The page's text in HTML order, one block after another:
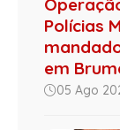
Polícias
em
05 Ago